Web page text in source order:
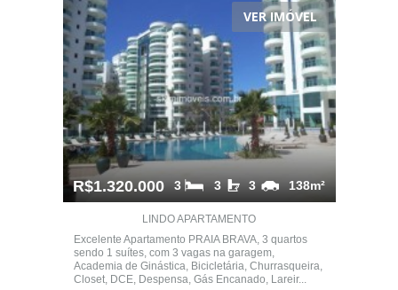
VER IMÓVEL
R$1.320.000 138m²
3
3
3
LINDO APARTAMENTO
Excelente Apartamento PRAIA BRAVA, 3 quartos
sendo 1 suítes, com 3 vagas na garagem,
Academia de Ginástica, Bicicletária, Churrasqueira,
Closet, DCE, Despensa, Gás Encanado, Lareir...